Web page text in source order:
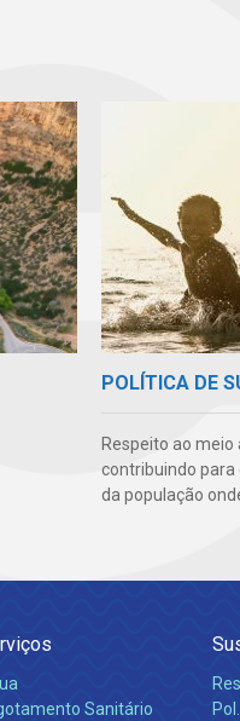
POLÍTICA DE
Respeito ao
contribuindo para
da população
Sanitário